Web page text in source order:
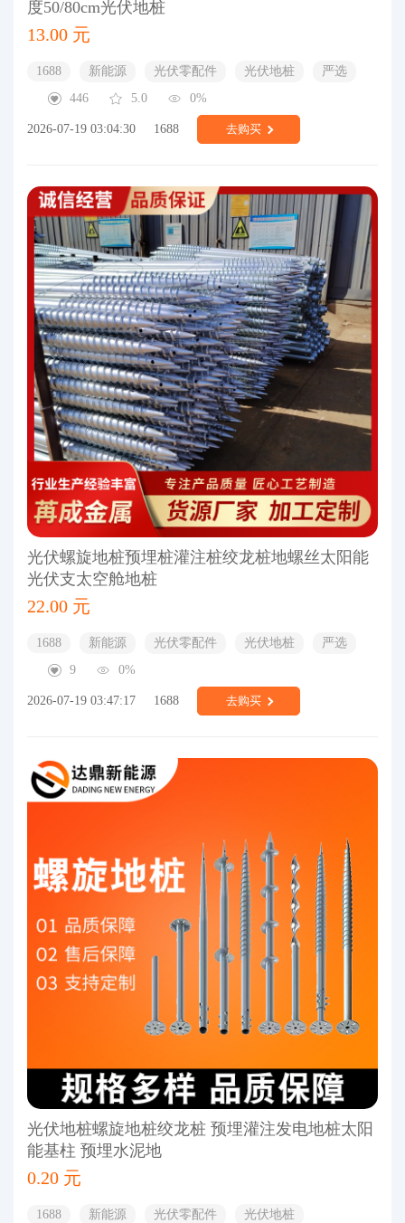
度50/80cm光伏地桩
13.00 元
1688 新能源 光伏零配件 光伏地桩
严选
446
5.0 0%
2026-07-19 03:04:30 1688 去购买
光伏螺旋地桩预埋桩灌注桩绞龙桩地螺丝太阳能
光伏支太空舱地桩
22.00 元
1688 新能源 光伏零配件 光伏地桩
严选
9
0%
2026-07-19 03:47:17 1688 去购买
光伏地桩螺旋地桩绞龙桩 预埋灌注发电地桩太阳
能基柱 预埋水泥地
0.20 元
1688 新能源 光伏零配件
光伏地桩